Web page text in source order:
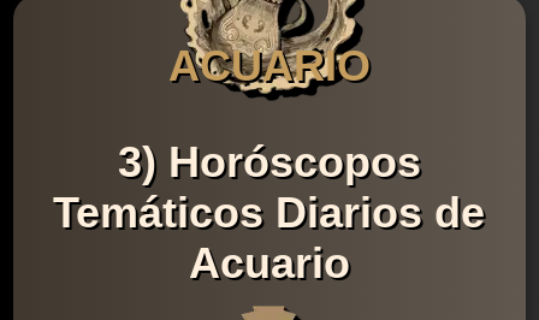
ACUARIO
3) Horóscopos
Temáticos Diarios de
Acuario